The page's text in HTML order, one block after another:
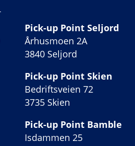
Pick-up Point Seljord
Århusmoen 2A
3840 Seljord
Pick-up Point Skien
Bedriftsveien 72
3735 Skien
Pick-up Point Bamble
Isdammen 25